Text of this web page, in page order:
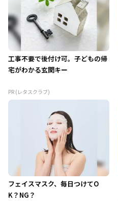
工事不要で後付け可。子どもの帰
宅がわかる玄関キー
PR (レタスクラブ)
フェイスマスク、毎日つけてO
K？NG？